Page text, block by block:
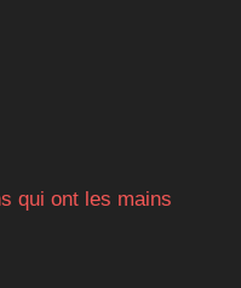
qui ont les mains